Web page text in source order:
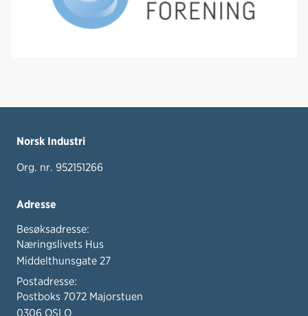
Norsk Industri
Org. nr. 952151266
Adresse
Besøksadresse:
Næringslivets Hus
Middelthunsgate 27
Postadresse:
Postboks 7072 Majorstuen
0306 OSLO